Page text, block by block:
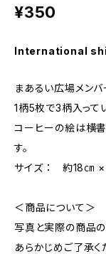
¥350
International
まあるい広場メンバ
1柄5枚で3柄入って
コーヒーの絵は横
す。
サイズ ： 約18㎝
＜商品について＞
写真と実際の商品
あらかじめご了承く